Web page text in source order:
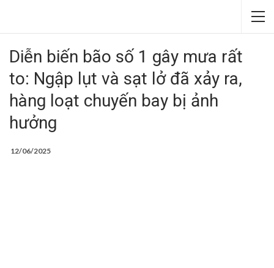
Diễn biến bão số 1 gây mưa rất
to: Ngập lụt và sạt lở đã xảy ra,
hàng loạt chuyến bay bị ảnh
hưởng
12/06/2025